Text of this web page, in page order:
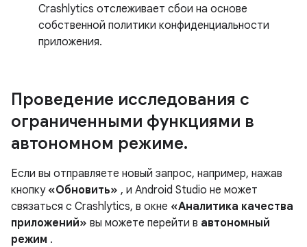
Crashlytics отслеживает сбои на основе
собственной политики конфиденциальности
приложения.
Проведение исследования с
ограниченными функциями в
автономном режиме.
Если вы отправляете новый запрос, например, нажав
кнопку «Обновить» , и Android Studio не может
связаться с Crashlytics, в окне «Аналитика качества
приложений» вы можете перейти в автономный
режим .